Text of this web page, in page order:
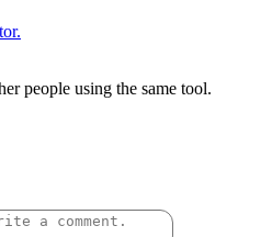
people using the same tool.